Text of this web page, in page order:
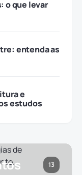
o que levar
entenda as
e
estudos
13